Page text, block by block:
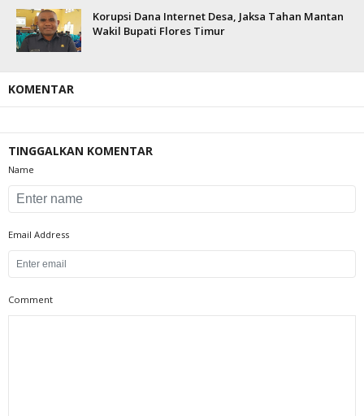
Korupsi Dana Internet Desa, Jaksa Tahan Mantan
Wakil Bupati Flores Timur
KOMENTAR
TINGGALKAN KOMENTAR
Name
Email Address
Comment